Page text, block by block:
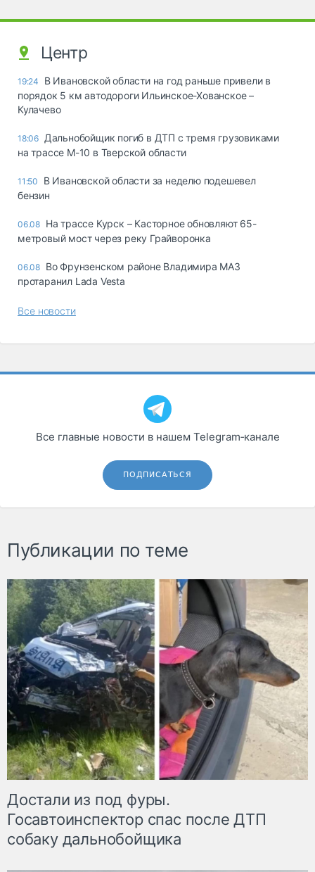
Центр
19:24
В Ивановской области на год раньше привели в
порядок 5 км автодороги Ильинское-Хованское –
Кулачево
18:06 Дальнобойщик погиб в ДТП с тремя грузовиками
на трассе М-10 в Тверской области
11:50
В Ивановской области за неделю подешевел
бензин
06.08 На трассе Курск – Касторное обновляют 65-
метровый мост через реку Грайворонка
06.08 Во Фрунзенском районе Владимира МАЗ
протаранил Lada Vesta
Все новости
Все главные новости в нашем Telegram‑канале
ПОДПИСАТЬСЯ
Публикации по теме
Достали из под фуры.
Госавтоинспектор спас после ДТП
собаку дальнобойщика